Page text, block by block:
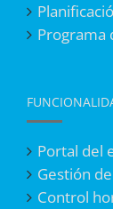
Programa
Portal del
Gestión
Control